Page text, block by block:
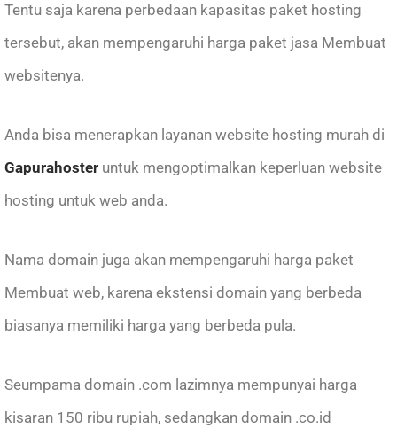
Tentu saja karena perbedaan kapasitas paket hosting
tersebut, akan mempengaruhi harga paket jasa Membuat
websitenya.
Anda bisa menerapkan layanan website hosting murah di
Gapurahoster untuk mengoptimalkan keperluan website
hosting untuk web anda.
Nama domain juga akan mempengaruhi harga paket
Membuat web, karena ekstensi domain yang berbeda
biasanya memiliki harga yang berbeda pula.
Seumpama domain .com lazimnya mempunyai harga
kisaran 150 ribu rupiah, sedangkan domain .co.id